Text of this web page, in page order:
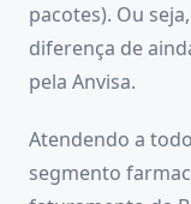
pacotes). Ou
diferença de
pela Anvisa.
Atendendo a
segmento